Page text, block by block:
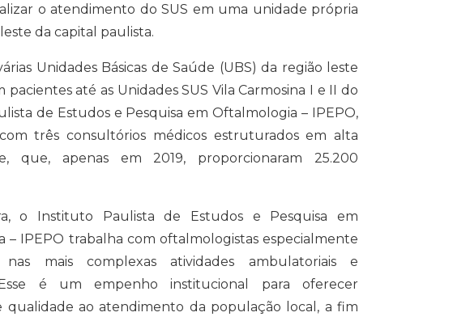
o atendimento do SUS em uma unidade própria
da capital paulista.
Unidades Básicas de Saúde (UBS) da região leste
pacientes até as Unidades SUS Vila Carmosina I e II do
de Estudos e Pesquisa em Oftalmologia – IPEPO,
três consultórios médicos estruturados em alta
que, apenas em 2019, proporcionaram 25.200
o Instituto Paulista de Estudos e Pesquisa em
– IPEPO trabalha com oftalmologistas especialmente
nas mais complexas atividades ambulatoriais e
é um empenho institucional para oferecer
qualidade ao atendimento da população local, a fim